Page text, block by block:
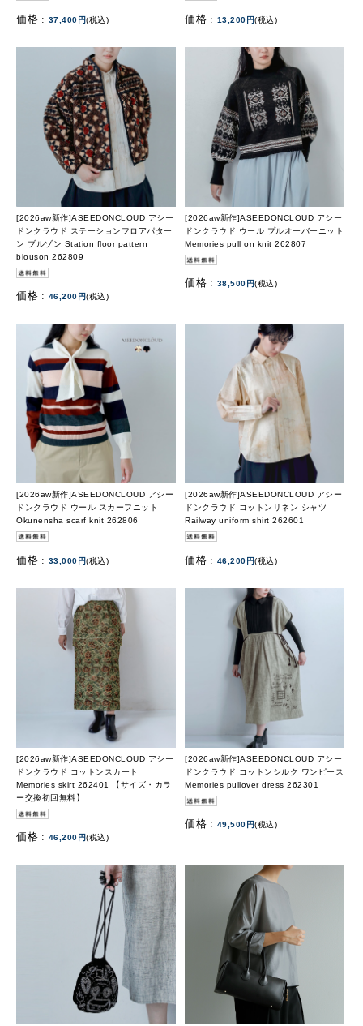
価格 : 37,400円(税込) 価格 : 13,200円(税込)
[2026aw新作]ASEEDONCLOUD アシー
ドンクラウド ステーションフロアパター
ン ブルゾン Station floor pattern
blouson 262809
価格 : 46,200円(税込)
[2026aw新作]ASEEDONCLOUD アシー
ドンクラウド ウール プルオーバーニット
Memories pull on knit 262807
価格 : 38,500円(税込)
[2026aw新作]ASEEDONCLOUD アシー
ドンクラウド ウール スカーフニット
Okunensha scarf knit 262806
価格 : 33,000円(税込)
[2026aw新作]ASEEDONCLOUD アシー
ドンクラウド コットンリネン シャツ
Railway uniform shirt 262601
価格 : 46,200円(税込)
[2026aw新作]ASEEDONCLOUD アシー
ドンクラウド コットンスカート
Memories skirt 262401 【サイズ・カラ
ー交換初回無料】
価格 : 46,200円(税込)
[2026aw新作]ASEEDONCLOUD アシー
ドンクラウド コットンシルク ワンピース
Memories pullover dress 262301
価格 : 49,500円(税込)